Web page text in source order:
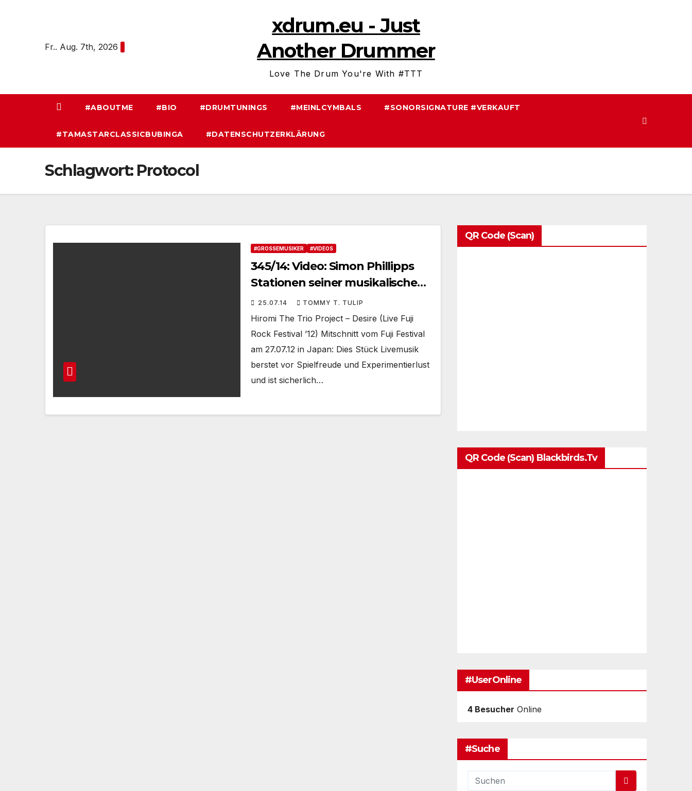
Fr.. Aug. 7th, 2026
xdrum.eu - Just
Another Drummer
Love The Drum You're With #TTT
#ABOUTME #BIO #DRUMTUNINGS #MEINLCYMBALS #SONORSIGNATURE #VERKAUFT
#TAMASTARCLASSICBUBINGA #DATENSCHUTZERKLÄRUNG
Schlagwort: Protocol
#GROSSEMUSIKER #VIDEOS
345/14: Video: Simon Phillipps
Stationen seiner musikalischen
Reiselust
25.07.14 TOMMY T. TULIP
Hiromi The Trio Project – Desire (Live Fuji
Rock Festival ’12) Mitschnitt vom Fuji Festival
am 27.07.12 in Japan: Dies Stück Livemusik
berstet vor Spielfreude und Experimentierlust
und ist sicherlich…
QR Code (Scan)
QR Code (Scan) Blackbirds.tv
#UserOnline
4 Besucher Online
#Suche